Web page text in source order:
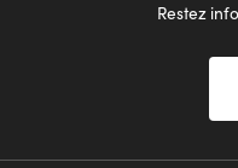
Restez